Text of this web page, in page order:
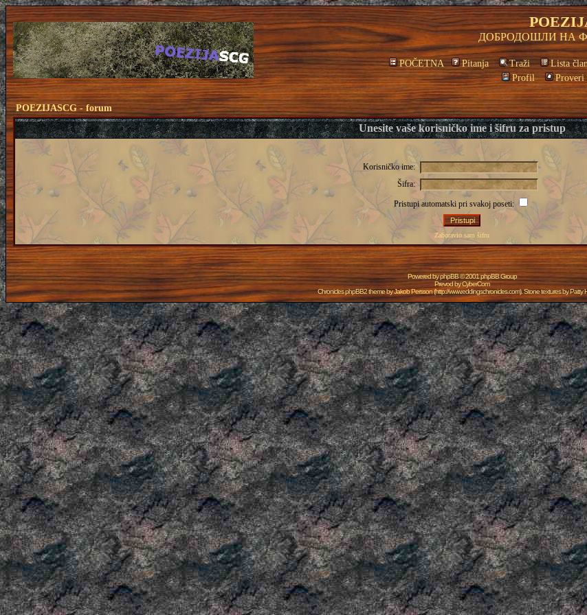
ДОБРОДОШЛИ НА
POČETNA Pitanja Traži Lista
Profil
Proveri
POEZIJASCG - forum
Unesite vaše korisničko ime i šifru za pristup
Korisničko ime:
Šifra:
Pristupi automatski pri svakoj poseti:
Zaboravio sam šifru
Powered byphpBB© 2001 phpBB Group
Prevod byCyberCom
Chronicles phpBB2 theme byJakob Persson(http://www.eddingschronicles.com). Stone textures byPatty